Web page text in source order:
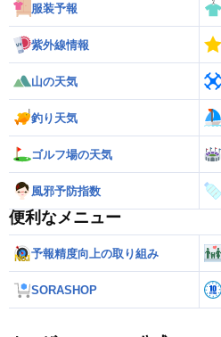
服装予報
紫外線情報
山の天気
釣り天気
ゴルフ場の天気
風邪予防指数
便利なメニュー
予報精度向上の取り組み
SORASHOP